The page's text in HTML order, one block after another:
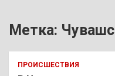
Метка:
ПРОИСШЕСТВИЯ